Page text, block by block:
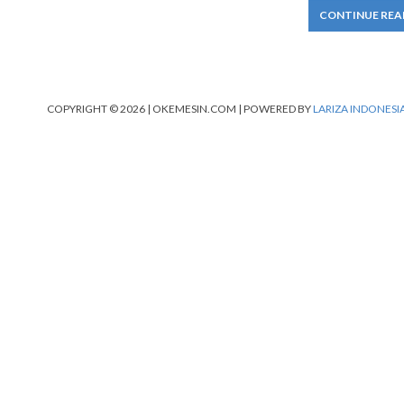
CONTINUE
COPYRIGHT © 2026 | OKEMESIN.COM | POWERED BYLARIZA